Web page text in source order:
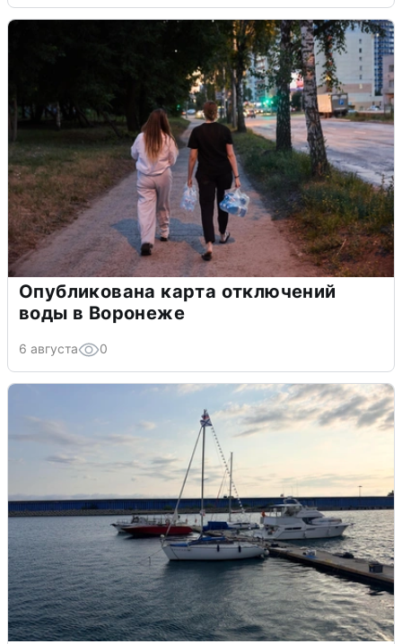
Опубликована карта отключений
воды в Воронеже
6 августа 0